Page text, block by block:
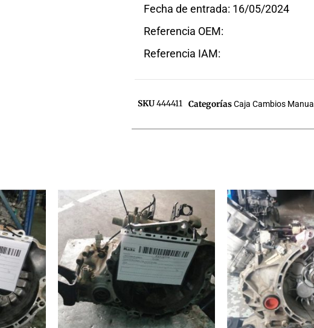
Fecha de entrada: 16/05/2024
Referencia OEM:
Referencia IAM:
SKU444411 CategoríasCaja Cambios Manual